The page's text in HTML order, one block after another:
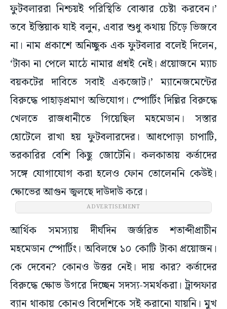
ফুটবলাররা নিশ্চয়ই পরিস্থিতি বোঝার চেষ্টা করবেন।’
তবে ইস্তিয়াক যাই বলুন, এবার শুধু কথায় চিঁড়ে ভিজবে
না। নাম প্রকাশে অনিচ্ছুক এক ফুটবলার বলেই দিলেন,
‘টাকা না পেলে মাঠে নামার প্রশ্নই নেই। প্রয়োজনে ম্যাচ
বয়কটের দাবিতে সবাই একজোট।’ ম্যানেজমেন্টের
বিরুদ্ধে পাহাড়প্রমাণ অভিযোগ। স্পোর্টিং দিল্লির বিরুদ্ধে
খেলতে রাজধানীতে গিয়েছিল মহমেডান। সস্তার
হোটেলে রাখা হয় ফুটবলারদের। আধপোড়া চাপাটি,
তরকারির বেশি কিছু জোটেনি। কলকাতায় কর্তাদের
সঙ্গে যোগাযোগ করা হলেও ফোন তোলেননি কেউই।
ক্ষোভের আগুন জ্বলছে দাউদাউ করে।
ADVERTISEMENT
আর্থিক সমস্যায় দীর্ঘদিন জর্জরিত শতাব্দীপ্রাচীন
মহমেডান স্পোর্টিং। অবিলম্বে ১০ কোটি টাকা প্রয়োজন।
কে দেবেন? কোনও উত্তর নেই। দায় কার? কর্তাদের
বিরুদ্ধে ক্ষোভ উগরে দিচ্ছেন সদস্য-সমর্থকরা। ট্রান্সফার
ব্যান থাকায় কোনও বিদেশিকে সই করানো যায়নি। মুখ